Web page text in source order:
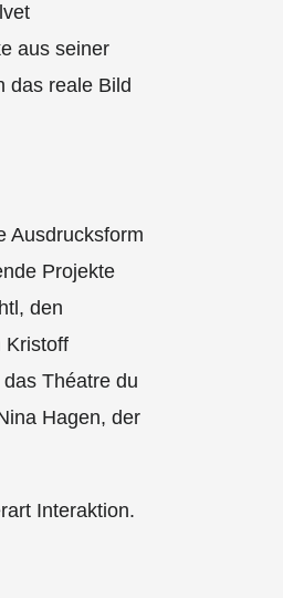
aus seiner
das reale Bild
Ausdrucksform
Projekte
den
Kristoff
Théatre du
Hagen, der
Interaktion.